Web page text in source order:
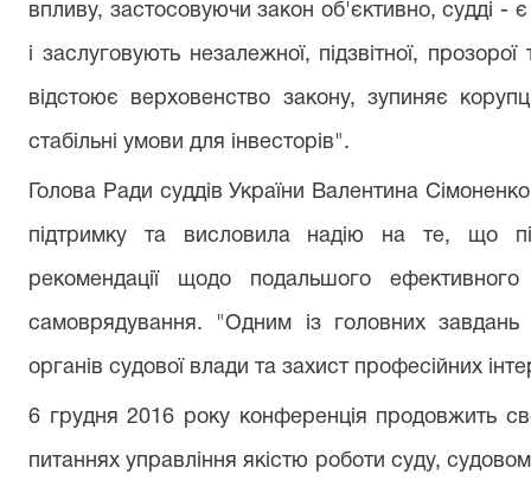
впливу, застосовуючи закон об'єктивно, судді - є
і заслуговують незалежної, підзвітної,
відстоює верховенство закону, зупиняє
стабільні умови для інвесторів".
Голова Ради суддів України Валентина
підтримку та висловила надію на те, що
рекомендації щодо подальшого ефективного
самоврядування. "Одним із головних завдань
органів судової влади та захист професійних
6 грудня 2016 року конференція продовжить
питаннях управління якістю роботи суду,